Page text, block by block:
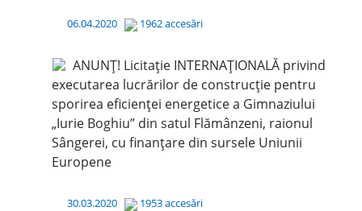
06.04.2020 1962 accesări
ANUNȚ! Licitație INTERNAȚIONALĂ privind
executarea lucrărilor de construcție pentru
sporirea eficienței energetice a Gimnaziului
„Iurie Boghiu” din satul Flămânzeni, raionul
Sângerei, cu finanțare din sursele Uniunii
Europene
30.03.2020 1953 accesări